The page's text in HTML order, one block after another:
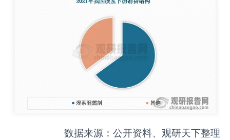
数据来源：公开资料、观研天下整理